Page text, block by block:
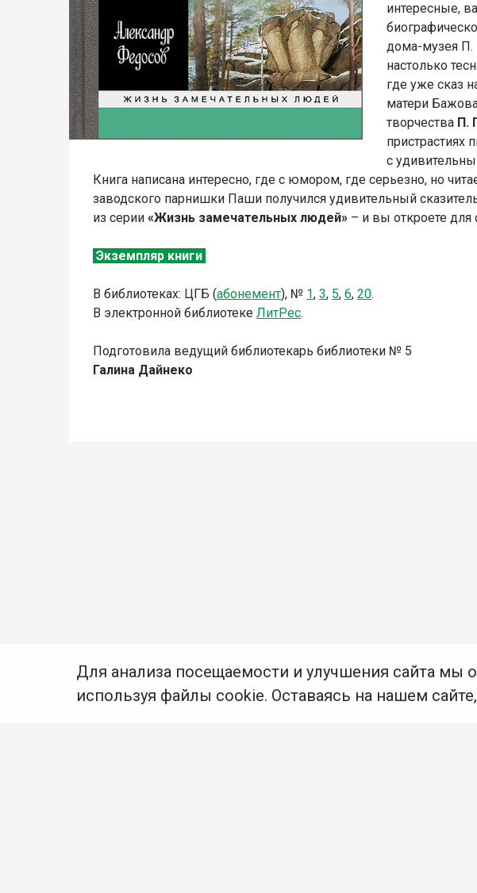
интересные,
дома-музея П.
настолько
где уже сказ
матери
творчества П.
пристрастиях
с
Книга написана интересно, где с юмором, где серьезно, но
заводского парнишки Паши получился удивительный
из серии «Жизнь замечательных людей» – и вы откроете
Экземпляр книги
В библиотеках: ЦГБ (абонемент), № 1, 3, 5, 6, 20.
В электронной библиотеке ЛитРес.
Подготовила ведущий библиотекарь библиотеки № 5
Галина Дайнеко
Для анализа посещаемости и улучшения сайта мы
используя файлы cookie. Оставаясь на нашем